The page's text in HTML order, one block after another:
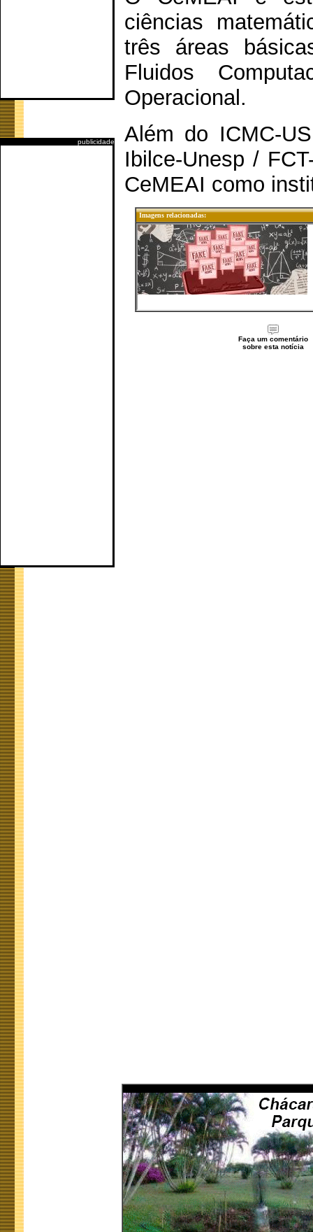
publicidade
ciências
três áreas
Fluidos
Operacional.
Além do ICMC-
Ibilce-Unesp /
CeMEAI como
Imagens relacionadas:
Faça um comentário
sobre esta notícia